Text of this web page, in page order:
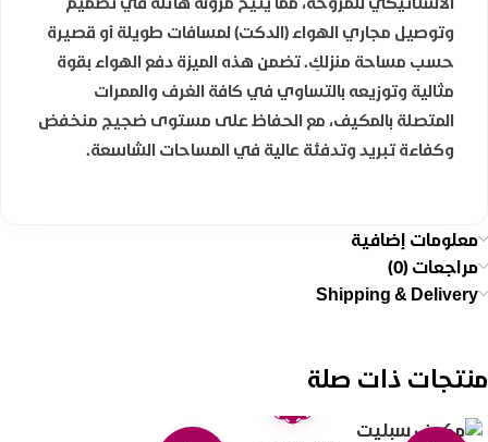
وتوصيل مجاري الهواء (الدكت) لمسافات طويلة أو قصيرة
حسب مساحة منزلكِ. تضمن هذه الميزة دفع الهواء بقوة
مثالية وتوزيعه بالتساوي في كافة الغرف والممرات
المتصلة بالمكيف، مع الحفاظ على مستوى ضجيج منخفض
وكفاءة تبريد وتدفئة عالية في المساحات الشاسعة.
معلومات إضافية
مراجعات (0)
Shipping & Delivery
منتجات ذات صلة